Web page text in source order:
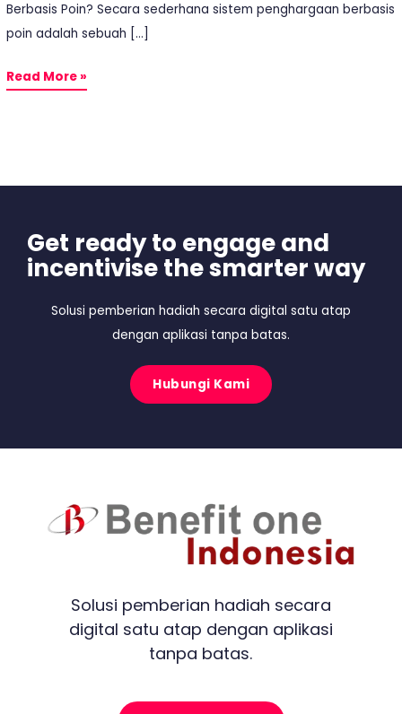
Berbasis Poin? Secara sederhana sistem penghargaan berbasis
poin adalah sebuah […]
Read More »
Get ready to engage and
incentivise the smarter way
Solusi pemberian hadiah secara digital satu atap
dengan aplikasi tanpa batas.
Hubungi Kami
Solusi pemberian hadiah secara
digital satu atap dengan aplikasi
tanpa batas.